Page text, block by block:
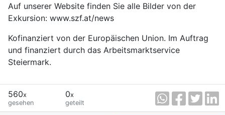
Auf unserer Website finden Sie alle Bilder von der
Exkursion: www.szf.at/news
Kofinanziert von der Europäischen Union. Im Auftrag
und finanziert durch das Arbeitsmarktservice
Steiermark.
560x
gesehen
0x
geteilt